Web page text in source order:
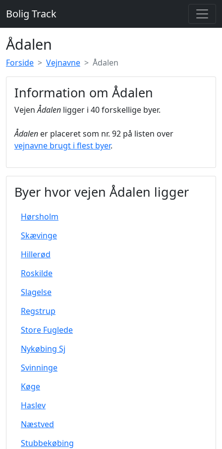
Bolig Track
Ådalen
Forside Vejnavne Ådalen
Information om Ådalen
VejenÅdalen ligger i 40 forskellige byer.
Ådalen er placeret som nr. 92 på listen over
vejnavne brugt i flest byer.
Byer hvor vejen Ådalen ligger
Hørsholm
Skævinge
Hillerød
Roskilde
Slagelse
Regstrup
Store Fuglede
Nykøbing Sj
Svinninge
Køge
Haslev
Næstved
Stubbekøbing